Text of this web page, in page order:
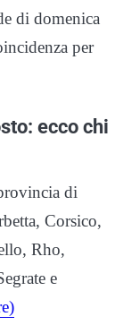
di domenica
per
ecco chi
di
Corsico,
Rho,
e